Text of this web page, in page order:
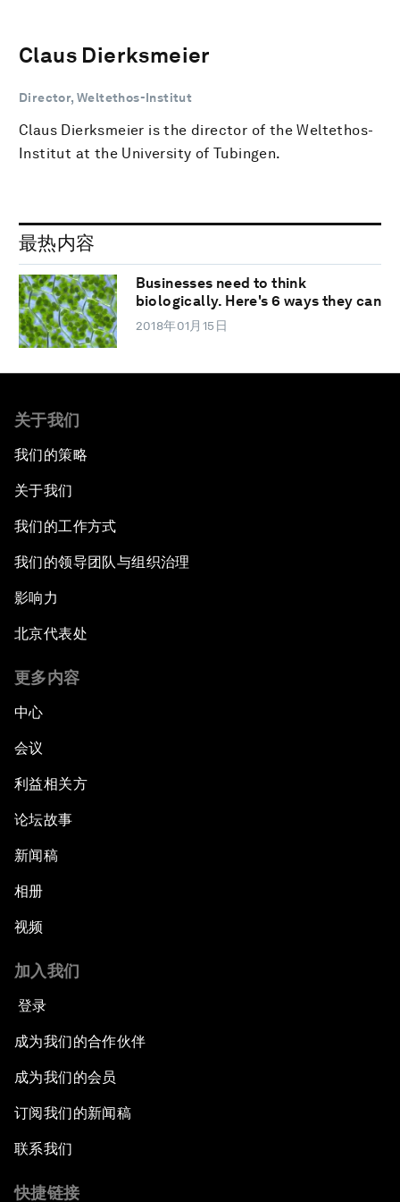
Claus Dierksmeier
Director, Weltethos-Institut
Claus Dierksmeier is the director of the Weltethos-
Institut at the University of Tubingen.
最热内容
Businesses need to think
biologically. Here's 6 ways they can
2018年01月15日
关于我们
我们的策略
关于我们
我们的工作方式
我们的领导团队与组织治理
影响力
北京代表处
更多内容
中心
会议
利益相关方
论坛故事
新闻稿
相册
视频
加入我们
登录
成为我们的合作伙伴
成为我们的会员
订阅我们的新闻稿
联系我们
快捷链接